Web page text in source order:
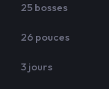
25 bosses
26 pouces
3 jours